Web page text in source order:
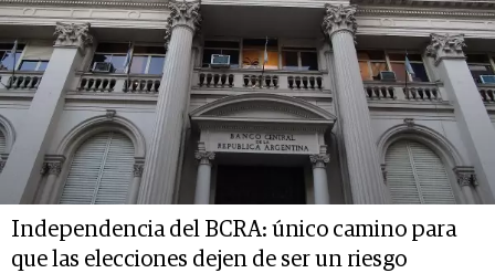
Independencia del BCRA: único camino para
que las elecciones dejen de ser un riesgo